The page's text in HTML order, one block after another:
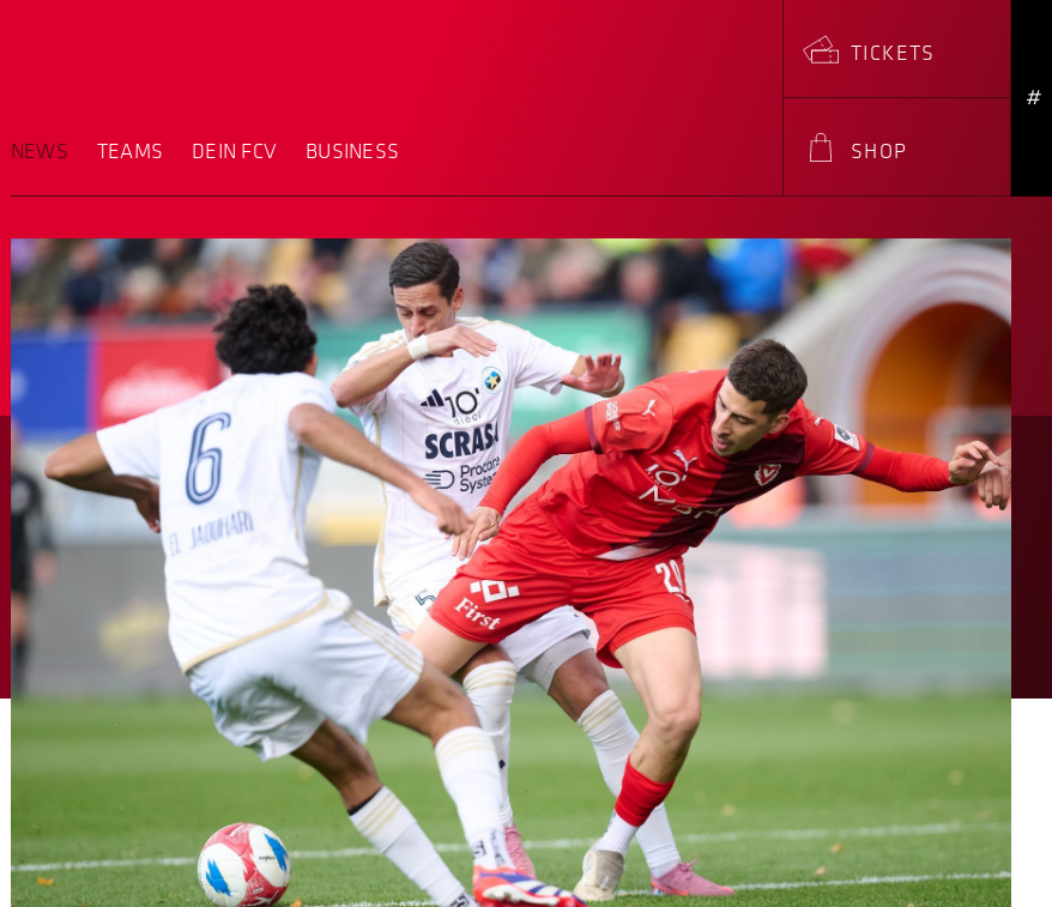
NEWS TEAMS DEIN FCV BUSINESS
TICKETS
SHOP
#